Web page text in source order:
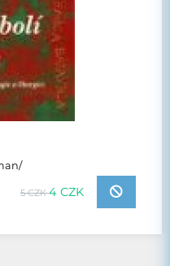
5 CZK4 CZK